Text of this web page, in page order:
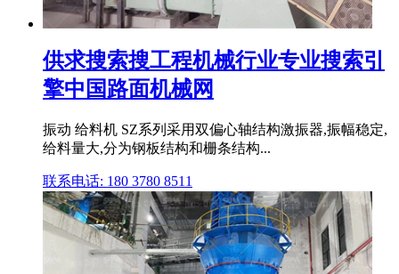
供求搜索搜工程机械行业专业搜索引
擎中国路面机械网
振动 给料机 SZ系列采用双偏心轴结构激振器,振幅稳定,
给料量大,分为钢板结构和栅条结构...
联系电话: 180 3780 8511